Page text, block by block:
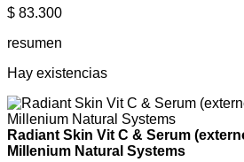
$ 83.300
resumen
Hay existencias
Radiant Skin Vit C & Serum
Millenium Natural Systems